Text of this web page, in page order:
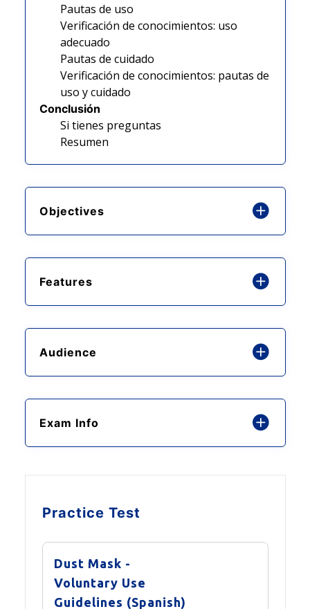
Pautas de uso
Verificación de conocimientos: uso
adecuado
Pautas de cuidado
Verificación de conocimientos: pautas de
uso y cuidado
Conclusión
Si tienes preguntas
Resumen
Objectives
Features
Audience
Exam Info
Practice Test
Dust Mask -
Voluntary Use
Guidelines (Spanish)